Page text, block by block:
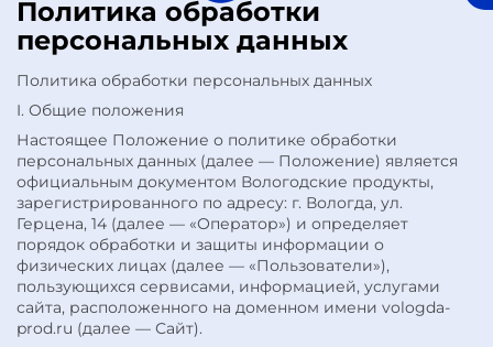
Политика обработки
персональных данных
Политика обработки персональных данных
I. Общие положения
Настоящее Положение о политике обработки
персональных данных (далее — Положение) является
официальным документом Вологодские продукты,
зарегистрированного по адресу: г. Вологда, ул.
Герцена, 14 (далее — «Оператор») и определяет
порядок обработки и защиты информации о
физических лицах (далее — «Пользователи»),
пользующихся сервисами, информацией, услугами
сайта, расположенного на доменном имени vologda-
prod.ru (далее — Сайт).